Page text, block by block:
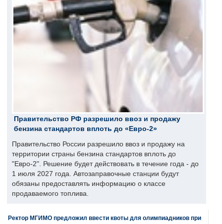
Правительство РФ разрешило ввоз и продажу
бензина стандартов вплоть до «Евро-2»
Правительство России разрешило ввоз и продажу на
территории страны бензина стандартов вплоть до
"Евро-2". Решение будет действовать в течение года - до
1 июля 2027 года. Автозаправочные станции будут
обязаны предоставлять информацию о классе
продаваемого топлива.
Ректор МГИМО предложил ввести квоты для олимпиадников при